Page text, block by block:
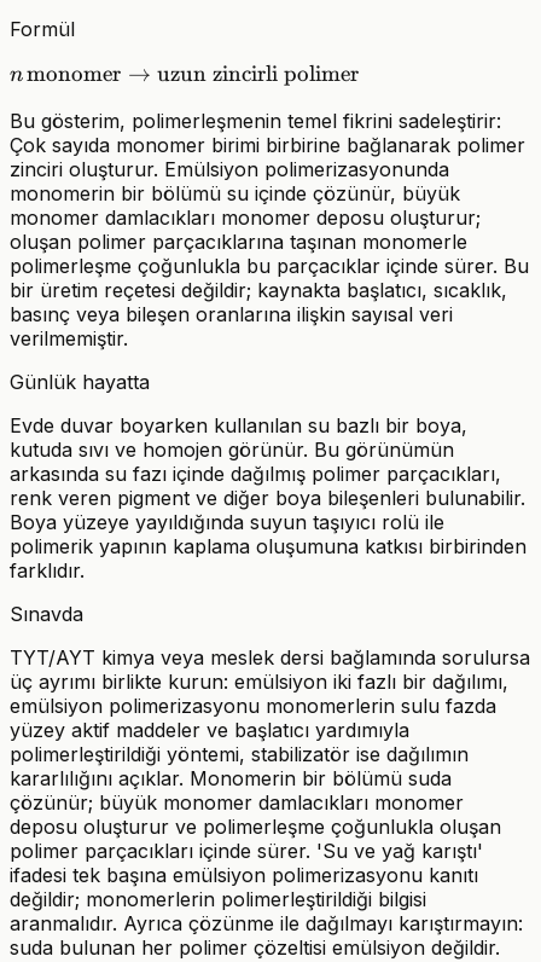
Formül
n\,\text{monomer}
\text{uzun zincirli
polimer}
nmonomer → uzun zincirli polimer
Bu gösterim, polimerleşmenin temel fikrini sadeleştirir:
Çok sayıda monomer birimi birbirine bağlanarak polimer
zinciri oluşturur. Emülsiyon polimerizasyonunda
monomerin bir bölümü su içinde çözünür, büyük
monomer damlacıkları monomer deposu oluşturur;
oluşan polimer parçacıklarına taşınan monomerle
polimerleşme çoğunlukla bu parçacıklar içinde sürer. Bu
bir üretim reçetesi değildir; kaynakta başlatıcı, sıcaklık,
basınç veya bileşen oranlarına ilişkin sayısal veri
verilmemiştir.
Günlük hayatta
Evde duvar boyarken kullanılan su bazlı bir boya,
kutuda sıvı ve homojen görünür. Bu görünümün
arkasında su fazı içinde dağılmış polimer parçacıkları,
renk veren pigment ve diğer boya bileşenleri bulunabilir.
Boya yüzeye yayıldığında suyun taşıyıcı rolü ile
polimerik yapının kaplama oluşumuna katkısı birbirinden
farklıdır.
Sınavda
TYT/AYT kimya veya meslek dersi bağlamında sorulursa
üç ayrımı birlikte kurun: emülsiyon iki fazlı bir dağılımı,
emülsiyon polimerizasyonu monomerlerin sulu fazda
yüzey aktif maddeler ve başlatıcı yardımıyla
polimerleştirildiği yöntemi, stabilizatör ise dağılımın
kararlılığını açıklar. Monomerin bir bölümü suda
çözünür; büyük monomer damlacıkları monomer
deposu oluşturur ve polimerleşme çoğunlukla oluşan
polimer parçacıkları içinde sürer. 'Su ve yağ karıştı'
ifadesi tek başına emülsiyon polimerizasyonu kanıtı
değildir; monomerlerin polimerleştirildiği bilgisi
aranmalıdır. Ayrıca çözünme ile dağılmayı karıştırmayın:
suda bulunan her polimer çözeltisi emülsiyon değildir.